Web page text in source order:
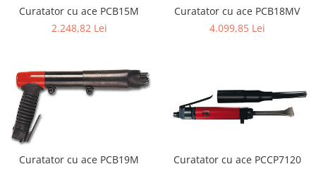
Curatator cu ace PCB15M
2.248,82 Lei
Curatator cu ace PCB18MV
4.099,85 Lei
Curatator cu ace PCB19M
Curatator cu ace PCCP7120